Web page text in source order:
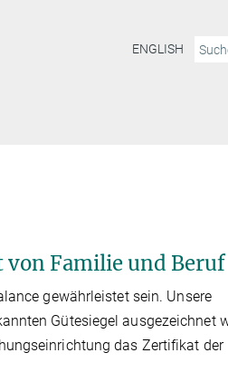
ENGLISH
Familie und Beruf
gewährleistet sein. Unsere
Gütesiegel ausgezeichnet
das Zertifikat der